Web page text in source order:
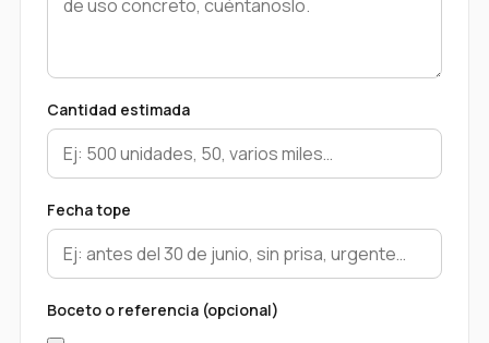
Cantidad estimada
Fecha tope
Boceto o referencia (opcional)